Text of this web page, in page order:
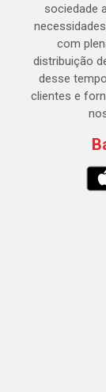
sociedade
com
distribuição
desse
clientes e